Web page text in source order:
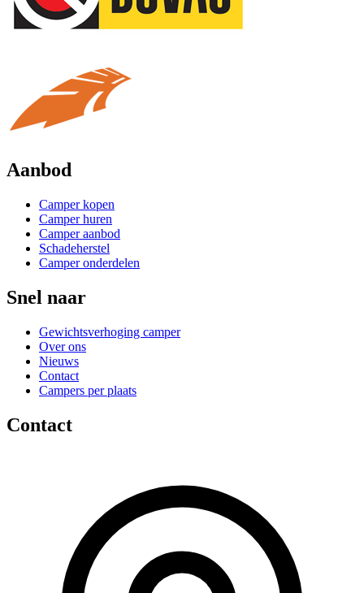
Aanbod
Camper kopen
Camper huren
Camper aanbod
Schadeherstel
Camper onderdelen
Snel naar
Gewichtsverhoging camper
Over ons
Nieuws
Contact
Campers per plaats
Contact